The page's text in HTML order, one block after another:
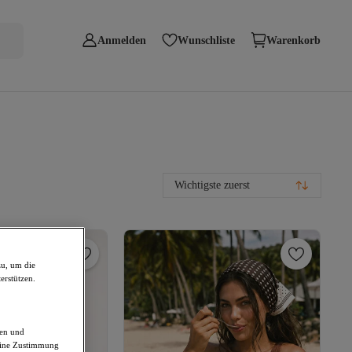
Anmelden Wunschliste Warenkorb
Wichtigste zuerst
um die
und
Zustimmung